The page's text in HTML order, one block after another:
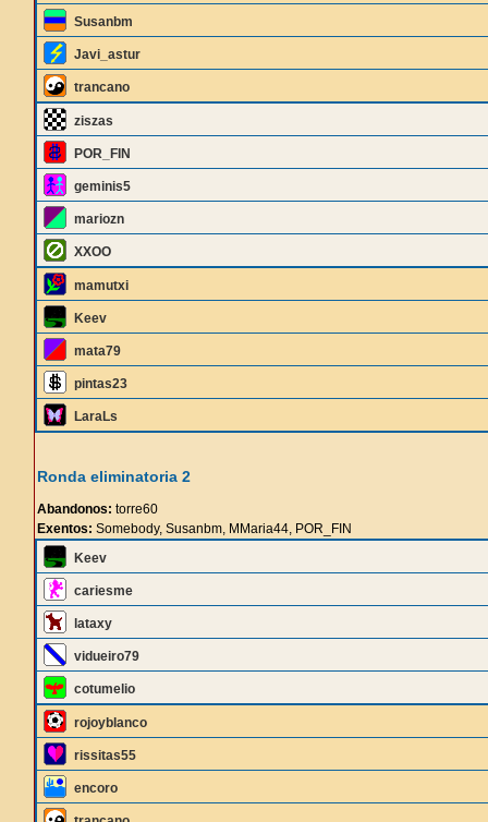
Susanbm
Javi_astur
trancano
ziszas
POR_FIN
geminis5
mariozn
XXOO
mamutxi
Keev
mata79
pintas23
LaraLs
Ronda eliminatoria 2
Abandonos: torre60
Exentos: Somebody, Susanbm, MMaria44, POR_FIN
Keev
cariesme
lataxy
vidueiro79
cotumelio
rojoyblanco
rissitas55
encoro